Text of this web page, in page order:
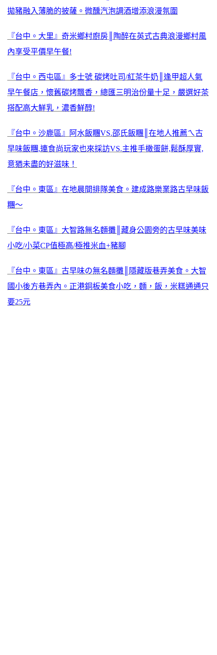
拋豬融入薄脆的披薩。微醺汽泡調酒增添浪漫氛圍
『台中。大里』奇米鄉村廚房║陶醉在英式古典浪漫鄉村風
內享受平價早午餐!
『台中。西屯區』多士號 碳烤吐司/紅茶牛奶║逢甲超人氣
早午餐店，懷舊碳烤飄香，總匯三明治份量十足，嚴選好茶
搭配高大鮮乳，濃香鮮醇!
『台中。沙鹿區』阿水飯糰VS.邵氏飯糰║在地人推薦ㄟ古
早味飯糰,連食尚玩家也來採訪VS.主推手橄蛋餅,鬆酥厚實,
意猶未盡的好滋味！
『台中。東區』在地晨間排隊美食。建成路樂業路古早味飯
糰～
『台中。東區』大智路無名麵攤║藏身公園旁的古早味美味
小吃/小菜CP值極高/極推米血+豬腳
『台中。東區』古早味の無名麵攤║隱藏版巷弄美食。大智
國小後方巷弄內。正港銅板美食小吃，麵，飯，米糕通通只
要25元